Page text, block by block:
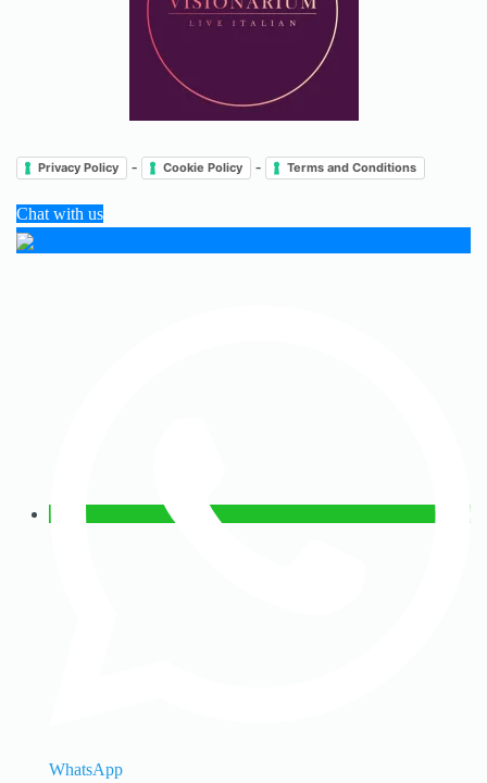
Privacy Policy - Cookie Policy - Terms and Conditions
Chat with us
WhatsApp